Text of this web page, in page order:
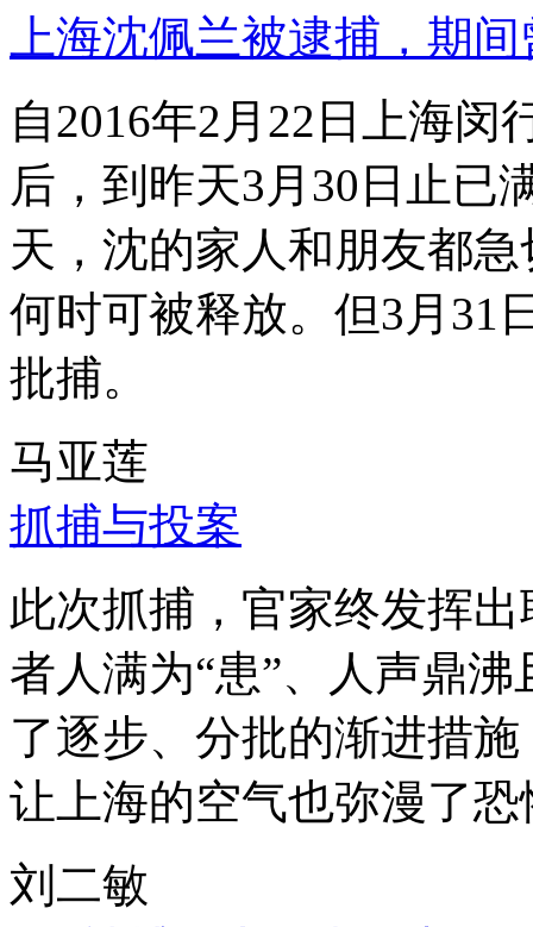
上海沈佩兰被逮捕，期
自2016年2月22日上海
后，到昨天3月30日止已
天，沈的家人和朋友都
何时可被释放。但3月31
批捕。
马亚莲
抓捕与投案
此次抓捕，官家终发挥
者人满为“患”、人声鼎
了逐步、分批的渐进措
让上海的空气也弥漫了
刘二敏